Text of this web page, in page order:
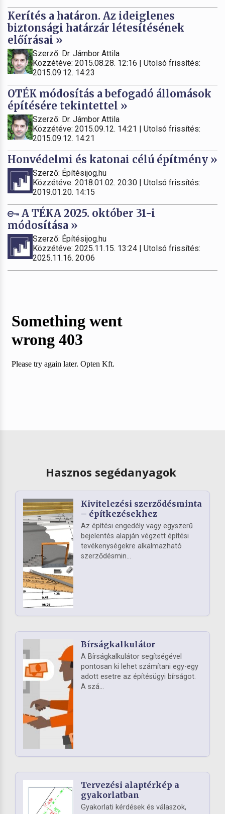
Kerítés a határon. Az ideiglenes
biztonsági határzár létesítésének
előírásai »
Szerző: Dr. Jámbor Attila
Közzétéve: 2015.08.28. 12:16 | Utolsó frissítés:
2015.09.12. 14:23
OTÉK módosítás a befogadó állomások
építésére tekintettel »
Szerző: Dr. Jámbor Attila
Közzétéve: 2015.09.12. 14:21 | Utolsó frissítés:
2015.09.12. 14:21
Honvédelmi és katonai célú építmény »
Szerző: Építésijog.hu
Közzétéve: 2018.01.02. 20:30 | Utolsó frissítés:
2019.01.20. 14:15
A TÉKA 2025. október 31-i
módosítása »
Szerző: Építésijog.hu
Közzétéve: 2025.11.15. 13:24 | Utolsó frissítés:
2025.11.16. 20:06
Hasznos segédanyagok
Kivitelezési szerződésminta
– építkezésekhez
Az építési engedély vagy egyszerű
bejelentés alapján végzett építési
tevékenységekre alkalmazható
szerződésmin...
Bírságkalkulátor
A Bírságkalkulátor segítségével
pontosan ki lehet számítani egy-egy
adott esetre az építésügyi bírságot.
A szá...
Tervezési alaptérkép a
gyakorlatban
Gyakorlati kérdések és válaszok,